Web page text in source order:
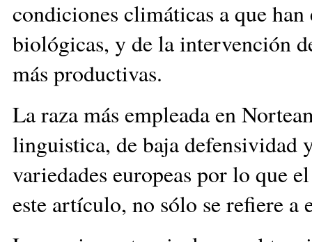
condiciones climáticas a que
biológicas, y de la intervención
más productivas.
La raza más empleada en
linguistica, de baja defensividad
variedades europeas por lo que
este artículo, no sólo se refiere